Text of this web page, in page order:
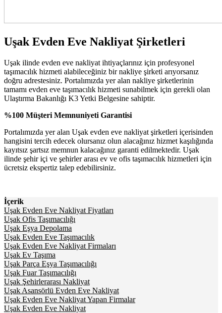
Uşak Evden Eve Nakliyat Şirketleri
Uşak ilinde evden eve nakliyat ihtiyaçlarınız için profesyonel
taşımacılık hizmeti alabileceğiniz bir nakliye şirketi arıyorsanız
doğru adrestesiniz. Portalımızda yer alan nakliye şirketlerinin
tamamı evden eve taşımacılık hizmeti sunabilmek için gerekli olan
Ulaştırma Bakanlığı K3 Yetki Belgesine sahiptir.
%100 Müşteri Memnuniyeti Garantisi
Portalımızda yer alan Uşak evden eve nakliyat şirketleri içerisinden
hangisini tercih edecek olursanız olun alacağınız hizmet kaşılığında
kayıtsız şartsız memnun kalacağınız garanti edilmektedir. Uşak
ilinde şehir içi ve şehirler arası ev ve ofis taşımacılık hizmetleri için
ücretsiz ekspertiz talep edebilirsiniz.
İçerik
Uşak Evden Eve Nakliyat Fiyatları
Uşak Ofis Taşımacılığı
Uşak Eşya Depolama
Uşak Evden Eve Taşımacılık
Uşak Evden Eve Nakliyat Firmaları
Uşak Ev Taşıma
Uşak Parça Eşya Taşımacılığı
Uşak Fuar Taşımacılığı
Uşak Şehirlerarası Nakliyat
Uşak Asansörlü Evden Eve Nakliyat
Uşak Evden Eve Nakliyat Yapan Firmalar
Uşak Evden Eve Nakliyat